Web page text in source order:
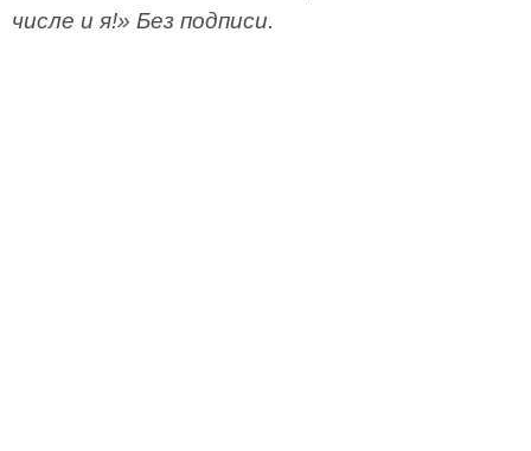
числе и я!» Без подписи.